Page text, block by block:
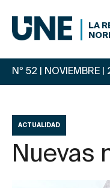
LA
Nº 52 | NOVIEMBRE |
ACTUALIDAD
Nuevas